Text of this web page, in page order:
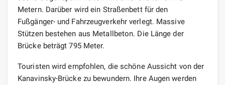
Metern. Darüber wird ein Straßenbett für den
Fußgänger- und Fahrzeugverkehr verlegt. Massive
Stützen bestehen aus Metallbeton. Die Länge der
Brücke beträgt 795 Meter.
Touristen wird empfohlen, die schöne Aussicht von der
Kanavinsky-Brücke zu bewundern. Ihre Augen werden